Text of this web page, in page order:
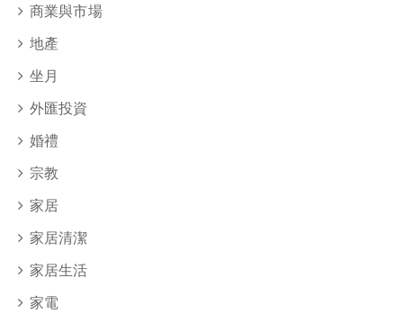
商業與市場
地產
坐月
外匯投資
婚禮
宗教
家居
家居清潔
家居生活
家電